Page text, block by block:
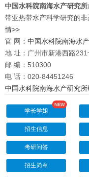
中国水科院南海水产研究所
带亚热带水产科学研究的
情>>
官 网： 中国水科院南海水
地 址：广州市新港西路231
邮 编：510300
电 话：020-84451246
中国水科院南海水产研究
学长学姐
招生信息
考研问答
招生简章